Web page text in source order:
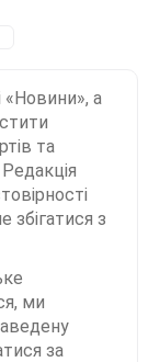
«Новини», а
та
збігатися з
ми
за